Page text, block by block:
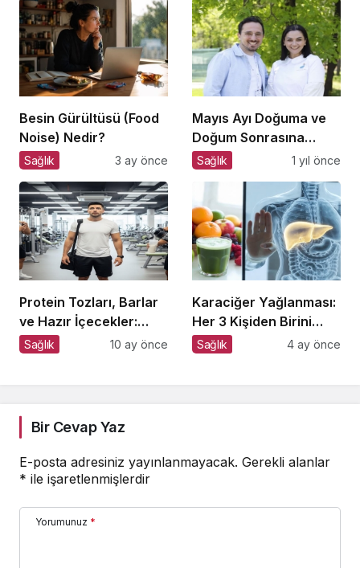
Etkisi
Besin Gürültüsü (Food
Noise) Nedir?
Sağlık 3 ay önce
Mayıs Ayı Doğuma ve
Doğum Sonrasına
Hazırlık Atölyesi
Sağlık 1 yıl önce
Protein Tozları, Barlar
ve Hazır İçecekler:
Sporda Takviye mi,
Sağlık 10 ay önce
Karaciğer Yağlanması:
Her 3 Kişiden Birini
Tehdit Eden “Sessiz”
Sağlık 4 ay önce
Bir Cevap Yaz
E-posta adresiniz yayınlanmayacak. Gerekli alanlar
* ile işaretlenmişlerdir
Yorumunuz *